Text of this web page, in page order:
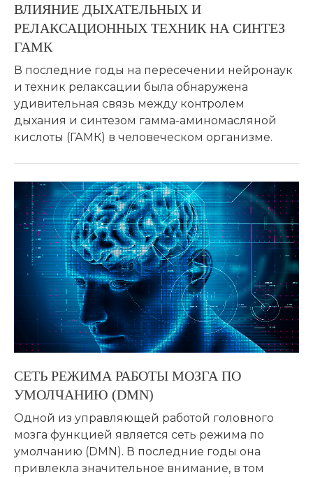
ВЛИЯНИЕ ДЫХАТЕЛЬНЫХ И
РЕЛАКСАЦИОННЫХ ТЕХНИК НА СИНТЕЗ
ГАМК
В последние годы на пересечении нейронаук
и техник релаксации была обнаружена
удивительная связь между контролем
дыхания и синтезом гамма-аминомасляной
кислоты (ГАМК) в человеческом организме.
СЕТЬ РЕЖИМА РАБОТЫ МОЗГА ПО
УМОЛЧАНИЮ (DMN)
Одной из управляющей работой головного
мозга функцией является сеть режима по
умолчанию (DMN). В последние годы она
привлекла значительное внимание, в том